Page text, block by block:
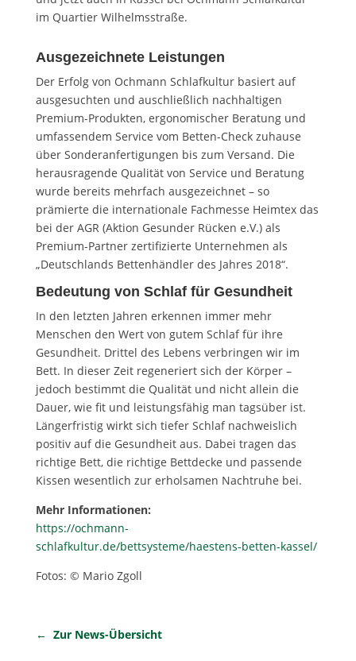
im Quartier Wilhelmsstraße.
Ausgezeichnete Leistungen
Der Erfolg von Ochmann Schlafkultur basiert auf
ausgesuchten und auschließlich nachhaltigen
Premium-Produkten, ergonomischer Beratung und
umfassendem Service vom Betten-Check zuhause
über Sonderanfertigungen bis zum Versand. Die
herausragende Qualität von Service und Beratung
wurde bereits mehrfach ausgezeichnet – so
prämierte die internationale Fachmesse Heimtex das
bei der AGR (Aktion Gesunder Rücken e.V.) als
Premium-Partner zertifizierte Unternehmen als
„Deutschlands Bettenhändler des Jahres 2018“.
Bedeutung von Schlaf für Gesundheit
In den letzten Jahren erkennen immer mehr
Menschen den Wert von gutem Schlaf für ihre
Gesundheit. Drittel des Lebens verbringen wir im
Bett. In dieser Zeit regeneriert sich der Körper –
jedoch bestimmt die Qualität und nicht allein die
Dauer, wie fit und leistungsfähig man tagsüber ist.
Längerfristig wirkt sich tiefer Schlaf nachweislich
positiv auf die Gesundheit aus. Dabei tragen das
richtige Bett, die richtige Bettdecke und passende
Kissen wesentlich zur erholsamen Nachtruhe bei.
Mehr Informationen:
https://ochmann-
schlafkultur.de/bettsysteme/haestens-betten-kassel/
Fotos: © Mario Zgoll
← Zur News-Übersicht